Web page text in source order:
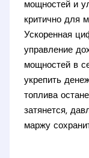
мощностей и
критично для
Ускоренная
управление
мощностей в
укрепить
топлива
затянется,
маржу